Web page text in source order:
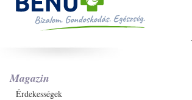
Magazin
Érdekességek